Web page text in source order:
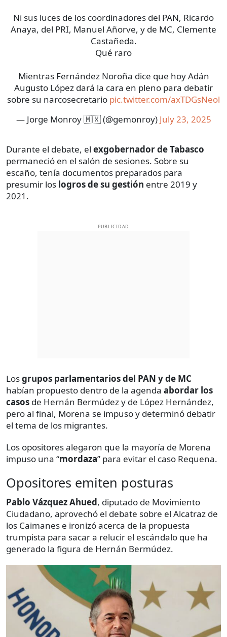
Ni sus luces de los coordinadores del PAN, Ricardo
Anaya, del PRI, Manuel Añorve, y de MC, Clemente
Castañeda.
Qué raro
Mientras Fernández Noroña dice que hoy Adán
Augusto López dará la cara en pleno para debatir
sobre su narcosecretario pic.twitter.com/axTDGsNeol
— Jorge Monroy 🇲🇽 (@gemonroy) July 23, 2025
Durante el debate, el exgobernador de Tabasco
permaneció en el salón de sesiones. Sobre su
escaño, tenía documentos preparados para
presumir los logros de su gestión entre 2019 y
2021.
PUBLICIDAD
Losgrupos parlamentarios del PAN y de MC
habían propuesto dentro de la agenda abordar los
casos de Hernán Bermúdez y de López Hernández,
pero al final, Morena se impuso y determinó debatir
el tema de los migrantes.
Los opositores alegaron que la mayoría de Morena
impuso una “mordaza” para evitar el caso Requena.
Opositores emiten posturas
Pablo Vázquez Ahued, diputado de Movimiento
Ciudadano, aprovechó el debate sobre el Alcatraz de
los Caimanes e ironizó acerca de la propuesta
trumpista para sacar a relucir el escándalo que ha
generado la figura de Hernán Bermúdez.